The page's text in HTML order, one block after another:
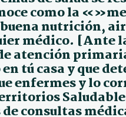
como la
nutrición,
médico. [Ante
atención
tú casa y que
enfermes y lo
consultas